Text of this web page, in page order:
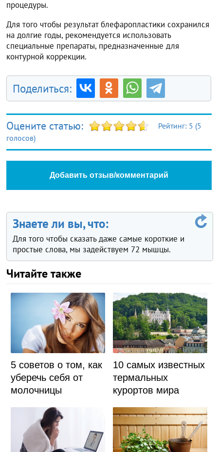
процедуры.
Для того чтобы результат блефаропластики сохранился
на долгие годы, рекомендуется использовать
специальные препараты, предназначенные для
контурной коррекции.
Поделиться:
Оцените статью: Рейтинг: 5 (5
голосов)
Добавить отзыв/комментарий
Знаете ли вы, что:
Для того чтобы сказать даже самые короткие и
простые слова, мы задействуем 72 мышцы.
Читайте также
5 советов о том, как
уберечь себя от
молочницы
10 самых известных
термальных
курортов мира